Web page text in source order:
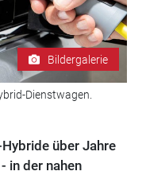
Bildergalerie
Dienstwagen.
über Jahre
in der nahen